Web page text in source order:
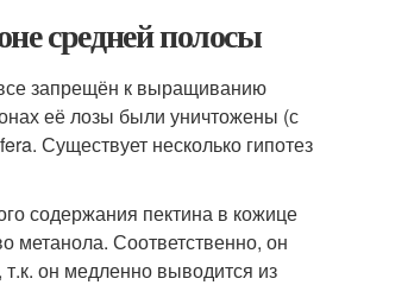
средней полосы
запрещён к выращиванию
её лозы были уничтожены (с
Существует несколько гипотез
содержания пектина в кожице
метанола. Соответственно, он
он медленно выводится из